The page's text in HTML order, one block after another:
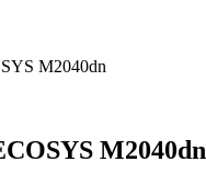
M2040dn
M2040dn